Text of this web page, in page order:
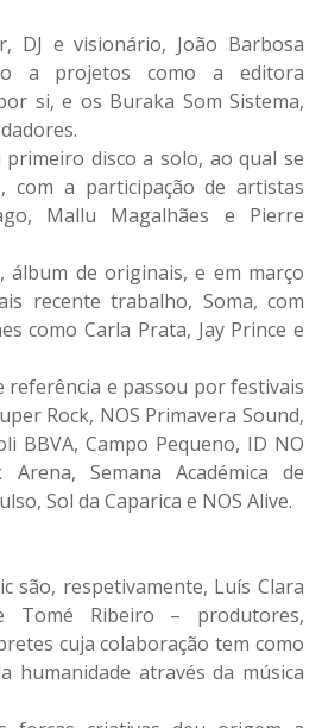
DJ e visionário, João Barbosa
a projetos como a editora
si, e os Buraka Som Sistema,
disco a solo, ao qual se
com a participação de artistas
Mallu Magalhães e Pierre
álbum de originais, e em março
recente trabalho, Soma, com
como Carla Prata, Jay Prince e
referência e passou por festivais
Rock, NOS Primavera Sound,
BBVA, Campo Pequeno, ID NO
Semana Académica de
Sol da Caparica e NOS Alive.
são, respetivamente, Luís Clara
Tomé Ribeiro – produtores,
cuja colaboração tem como
humanidade através da música